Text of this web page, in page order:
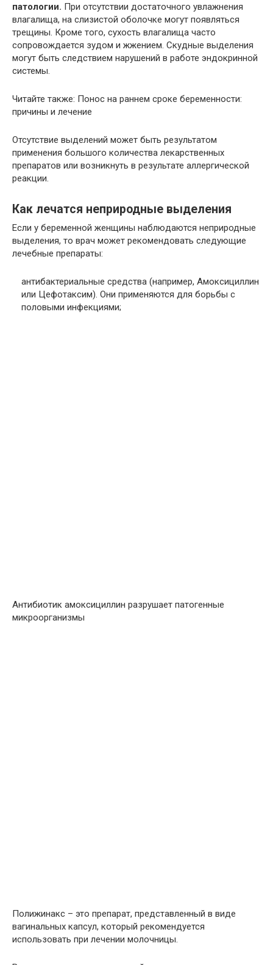
патологии. При отсутствии достаточного увлажнения
влагалища, на слизистой оболочке могут появляться
трещины. Кроме того, сухость влагалища часто
сопровождается зудом и жжением. Скудные выделения
могут быть следствием нарушений в работе эндокринной
системы.
Читайте также: Понос на раннем сроке беременности:
причины и лечение
Отсутствие выделений может быть результатом
применения большого количества лекарственных
препаратов или возникнуть в результате аллергической
реакции.
Как лечатся неприродные выделения
Если у беременной женщины наблюдаются неприродные
выделения, то врач может рекомендовать следующие
лечебные препараты:
антибактериальные средства (например, Амоксициллин
или Цефотаксим). Они применяются для борьбы с
половыми инфекциями;
Антибиотик амоксициллин разрушает патогенные
микроорганизмы
Полижинакс – это препарат, представленный в виде
вагинальных капсул, который рекомендуется
использовать при лечении молочницы.